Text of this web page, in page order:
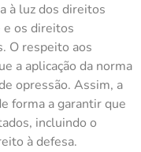
à luz dos direitos
e os direitos
O respeito aos
a aplicação da norma
opressão. Assim, a
forma a garantir que
incluindo o
à defesa.